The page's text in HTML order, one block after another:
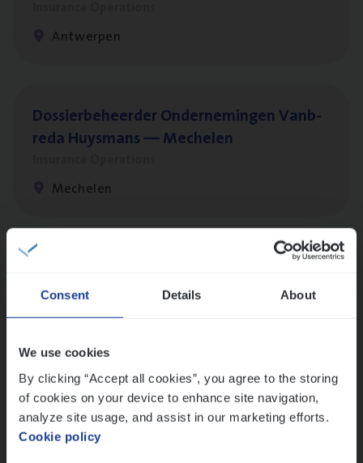
Consent Details About
We use cookies
By clicking “Accept all cookies”, you agree to the storing
of cookies on your device to enhance site navigation,
analyze site usage, and assist in our marketing efforts.
Cookie policy
Antwerpen
Dos­sier­be­heer­der Onder­ne­min­gen Van­b­
re­da Huys­mans — Mechelen
Mechelen
Dos­sier­be­heer­der Pro­per­ty verzekeringen
Insurance Operations
Antwerpen en Hasselt
Dos­sier­be­heer­der ver­ze­ke­rin­gen — Soci­al
Pro­fit en Public
Insurance Operations